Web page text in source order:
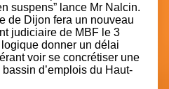
suspens” lance Mr Nalcin.
de Dijon fera un nouveau
judiciaire de MBF le 3
donner un délai
voir se concrétiser une
d’emplois du Haut-